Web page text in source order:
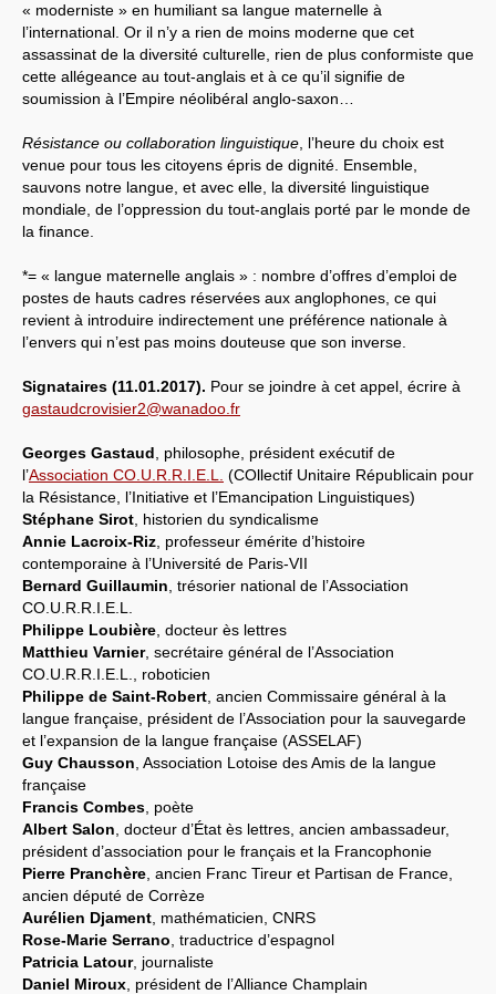
« moderniste » en humiliant sa langue maternelle à
l’international. Or il n’y a rien de moins moderne que cet
assassinat de la diversité culturelle, rien de plus conformiste que
cette allégeance au tout-anglais et à ce qu’il signifie de
soumission à l’Empire néolibéral anglo-saxon…
Résistance ou collaboration linguistique , l’heure du choix est
venue pour tous les citoyens épris de dignité. Ensemble,
sauvons notre langue, et avec elle, la diversité linguistique
mondiale, de l’oppression du tout-anglais porté par le monde de
la finance.
*= « langue maternelle anglais » : nombre d’offres d’emploi de
postes de hauts cadres réservées aux anglophones, ce qui
revient à introduire indirectement une préférence nationale à
l’envers qui n’est pas moins douteuse que son inverse.
Signataires (11.01.2017). Pour se joindre à cet appel, écrire à
gastaudcrovisier2@wanadoo.fr
Georges Gastaud , philosophe, président exécutif de
l’Association CO.U.R.R.I.E.L.
(COllectif Unitaire Républicain pour
la Résistance, l’Initiative et l’Emancipation Linguistiques)
Stéphane Sirot , historien du syndicalisme
Annie Lacroix-Riz , professeur émérite d’histoire
contemporaine à l’Université de Paris-VII
Bernard Guillaumin , trésorier national de l’Association
CO.U.R.R.I.E.L.
Philippe Loubière , docteur ès lettres
Matthieu Varnier, secrétaire général de l’Association
CO.U.R.R.I.E.L., roboticien
Philippe de Saint-Robert , ancien Commissaire général à la
langue française, président de l’Association pour la sauvegarde
et l’expansion de la langue française (ASSELAF)
Guy Chausson , Association Lotoise des Amis de la langue
française
Francis Combes , poète
Albert Salon , docteur d’État ès lettres, ancien ambassadeur,
président d’association pour le français et la Francophonie
Pierre Pranchère , ancien Franc Tireur et Partisan de France,
ancien député de Corrèze
Aurélien Djament , mathématicien, CNRS
Rose-Marie Serrano , traductrice d’espagnol
Patricia Latour, journaliste
Daniel Miroux , président de l’Alliance Champlain